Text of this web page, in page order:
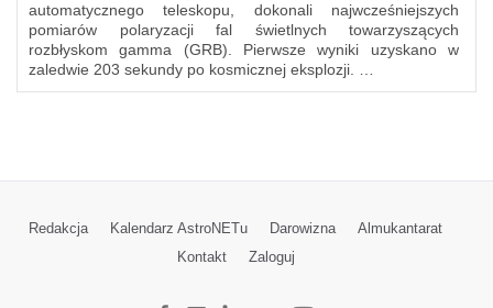
automatycznego teleskopu, dokonali najwcześniejszych
pomiarów polaryzacji fal świetlnych towarzyszących
rozbłyskom gamma (GRB). Pierwsze wyniki uzyskano w
zaledwie 203 sekundy po kosmicznej eksplozji. …
Redakcja Kalendarz AstroNETu Darowizna
Almukantarat
Kontakt
Zaloguj